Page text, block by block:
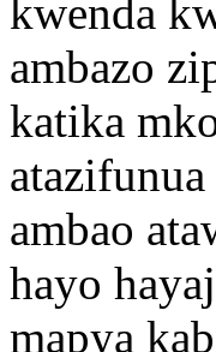
kwenda
ambazo
katika
ambao
hayo
mapya